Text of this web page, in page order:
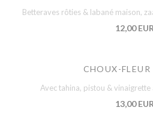
Betteraves rôties & labané maison,
12,00 EUR
CHOUX-
Avec tahina, pistou &
13,00 EUR